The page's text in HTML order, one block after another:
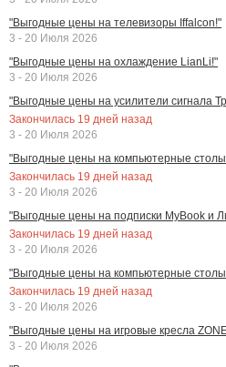
"Выгодные цены на телевизоры Iffalcon!"
3 - 20 Июля 2026
"Выгодные цены на охлаждение LianLi!"
3 - 20 Июля 2026
"Выгодные цены на усилители сигнала
Закончилась 19 дней назад
3 - 20 Июля 2026
"Выгодные цены на компьютерные
Закончилась 19 дней назад
3 - 20 Июля 2026
"Выгодные цены на подписки MyBook и
Закончилась 19 дней назад
3 - 20 Июля 2026
"Выгодные цены на компьютерные
Закончилась 19 дней назад
3 - 20 Июля 2026
"Выгодные цены на игровые кресла
3 - 20 Июля 2026